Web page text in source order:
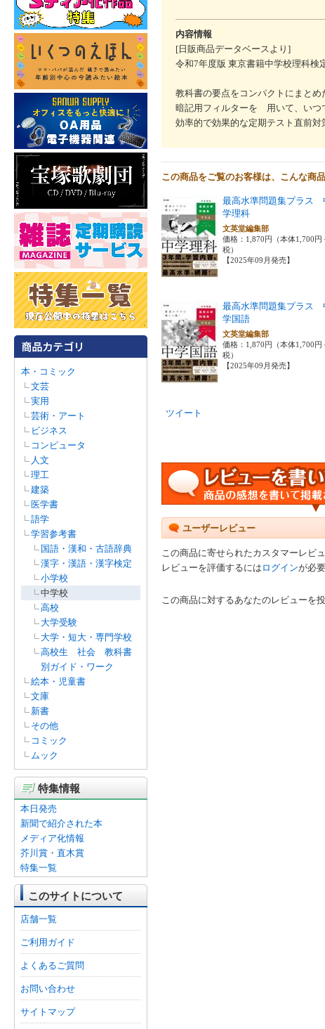
本・コミック
文芸
実用
芸術・アート
ビジネス
コンピュータ
人文
理工
建築
医学書
語学
学習参考書
国語・漢和・古語辞典
漢字・漢語・漢字検定
小学校
中学校
高校
大学受験
大学・短大・専門学校
高校生 社会 教科書
別ガイド・ワーク
絵本・児童書
文庫
新書
その他
コミック
ムック
特集情報
本日発売
新聞で紹介された本
メディア化情報
芥川賞・直木賞
特集一覧
このサイトについて
店舗一覧
ご利用ガイド
よくあるご質問
お問い合わせ
サイトマップ
内容情報
[日販商品データベースより]
令和7年度版 東京書籍中学校理科
教科書の要点をコンパクトにまとめ
暗記用フィルターを 用いて、いつ
効率的で効果的な定期テスト直前対
この商品をご覧のお客様は、こんな商
最高水準問題集プラス
学理科
文英堂編集部
価格：1,870円（本体1,700円
税）
【2025年09月発売】
最高水準問題集プラス
学国語
文英堂編集部
価格：1,870円（本体1,700円
税）
【2025年09月発売】
ツイート
ユーザーレビュー
この商品に寄せられたカスタマーレビ
レビューを評価するには ログインが必
この商品に対するあなたのレビューを